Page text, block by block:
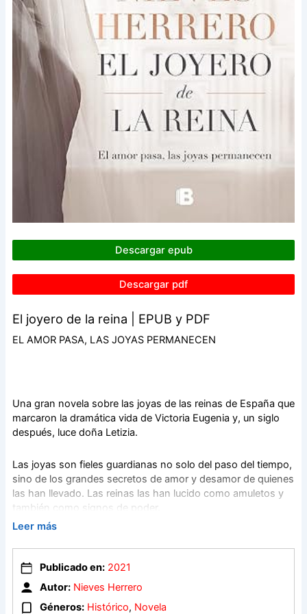
Descargar epub
Descargar pdf
El joyero de la reina | EPUB y PDF
EL AMOR PASA, LAS JOYAS PERMANECEN
Una gran novela sobre las joyas de las reinas de España que
marcaron la dramática vida de Victoria Eugenia y, un siglo
después, luce doña Letizia.
Las joyas son fieles guardianas no solo del paso del tiempo,
sino de los grandes secretos de amor y desamor de quienes
las han llevado. Las reinas las han lucido como amuletos y
también como signos de poder.
antes de la Segunda República. Llegó de Inglaterra a España
en 1906 para contraer matrimonio con Alfonso XIII, trayendo
consigo un aire nuevo a la Corte y suscitando muchas
críticas por lo que se consideraban transgresiones. Entre
Leer más
Publicado en: 2021
Autor: Nieves Herrero
Géneros: Histórico, Novela